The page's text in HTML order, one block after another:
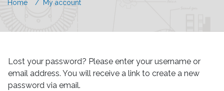
الماكينات
معارضنا
Home My account
Lost your password? Please enter your username or
email address. You will receive a link to create a new
password via email.